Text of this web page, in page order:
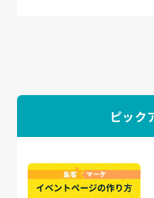
ピック